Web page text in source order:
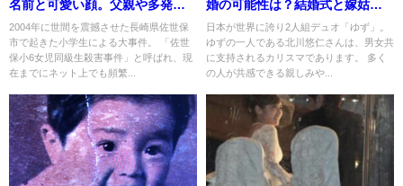
名前と可愛い顔。父親や多発性
骨髄腫/韓国の噂
2004年に世間を震撼させた長崎県佐世保
市で起きた小学生による大事件。 「佐世
保小6女児同級生殺害事件」と呼ばれ、現
在までにネット上でも頻繁...
婚の可能性は？結婚式と嫁姑問
題と子供の学校
日本が世界に誇り2人組デュオ「ゆず」。
ゆずの一人である北川悠仁さんは、男女共
に支持されるカリスマであります。 多く
の人が共感できる親しみや...